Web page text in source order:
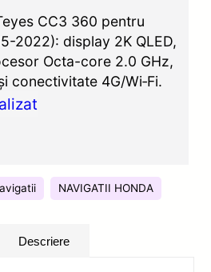
CC3 360 pentru
2022): display 2K QLED,
Octa-core 2.0 GHz,
conectivitate 4G/Wi‑Fi.
NAVIGATII HONDA
Descriere